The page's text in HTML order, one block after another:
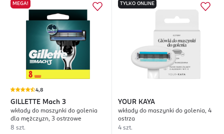
MEGA!
4,8
GILLETTE Mach 3
wkłady do maszynki do golenia
dla mężczyzn, 3 ostrzowe
8 szt.
TYLKO ONLINE
YOUR KAYA
wkłady do maszynki do golenia, 4
ostrza
4 szt.